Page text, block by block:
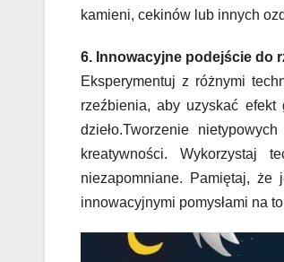
kamieni, cekinów lub innych
6. Innowacyjne podejście do
Eksperymentuj z różnymi
rzeźbienia, aby uzyskać
dzieło.Tworzenie
kreatywności. Wykorzystaj
niezapomniane. Pamiętaj, że
innowacyjnymi pomysłami na